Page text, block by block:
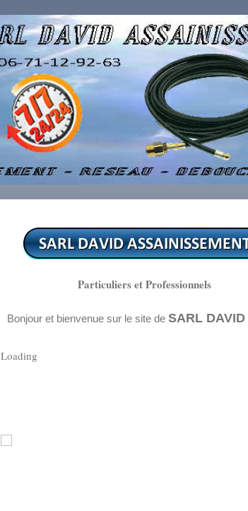
Particuliers et Professionnels
Bonjour et bienvenue sur le site deSARL DAVID
Loading